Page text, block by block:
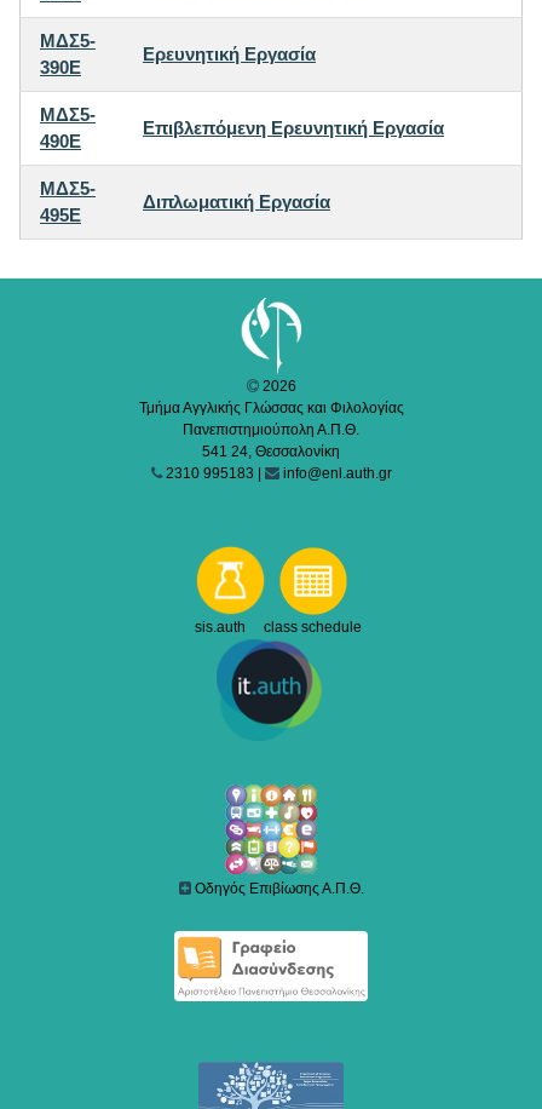
ΜΔΣ5-
390E
Ερευνητική Εργασία
ΜΔΣ5-
490E
Επιβλεπόμενη Ερευνητική Εργασία
ΜΔΣ5-
495E
Διπλωματική Εργασία
2026
Τμήμα Αγγλικής Γλώσσας και Φιλολογίας
Πανεπιστημιούπολη Α.Π.Θ.
541 24, Θεσσαλονίκη
2310 995183 |
info@enl.auth.gr
sis.auth class schedule
Οδηγός Επιβίωσης Α.Π.Θ.